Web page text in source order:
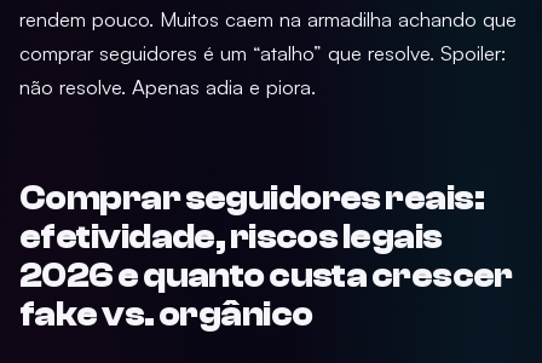
rendem pouco. Muitos caem na armadilha achando que
comprar seguidores é um “atalho” que resolve. Spoiler:
não resolve. Apenas adia e piora.
Comprar seguidores reais:
efetividade, riscos legais
2026 e quanto custa crescer
fake vs. orgânico